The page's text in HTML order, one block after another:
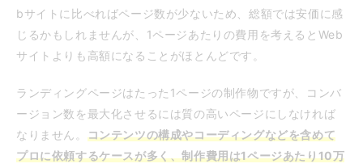
bサイトに比べればページ数が少ないため、総額では安価に感
じるかもしれませんが、1ページあたりの費用を考えるとWeb
サイトよりも高額になることがほとんどです。
ランディングページはたった1ページの制作物ですが、コンバ
ージョン数を最大化させるには質の高いページにしなければ
なりません。 コンテンツの構成やコーディングなどを含めて
プロに依頼するケースが多く、制作費用は1ページあたり10万